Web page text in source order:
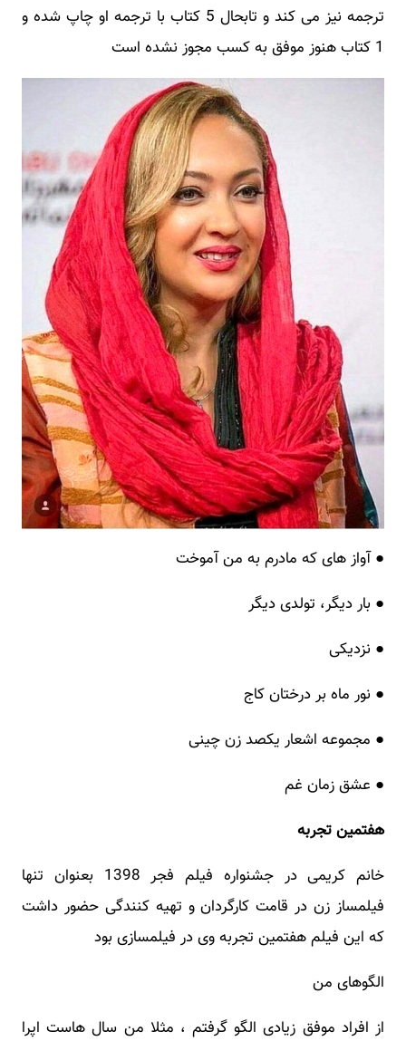
ترجمه نیز می کند و تابحال 5 کتاب با ترجمه او چاپ شده و
1 کتاب هنوز موفق به کسب مجوز نشده است
● آواز های که مادرم به من آموخت
● بار دیگر، تولدی دیگر
● نزدیکی
● نور ماه بر درختان کاج
● مجموعه اشعار یکصد زن چینی
● عشق زمان غم
هفتمین تجربه
خانم کریمی در جشنواره فیلم فجر 1398 بعنوان تنها
فیلمساز زن در قامت کارگردان و تهیه کنندگی حضور داشت
که این فیلم هفتمین تجربه وی در فیلمسازی بود
الگوهای من
از افراد موفق زیادی الگو گرفتم ، مثلا من سال هاست اپرا